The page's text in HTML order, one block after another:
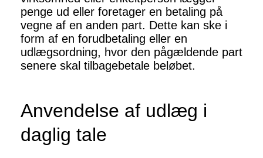
penge ud eller foretager en betaling på
vegne af en anden part. Dette kan ske i
form af en forudbetaling eller en
udlægsordning, hvor den pågældende part
senere skal tilbagebetale beløbet.
Anvendelse af udlæg i
daglig tale